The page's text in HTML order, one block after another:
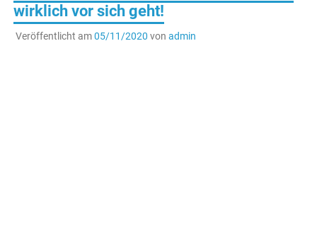
wirklich vor sich geht!
Veröffentlicht am05/11/2020 von admin